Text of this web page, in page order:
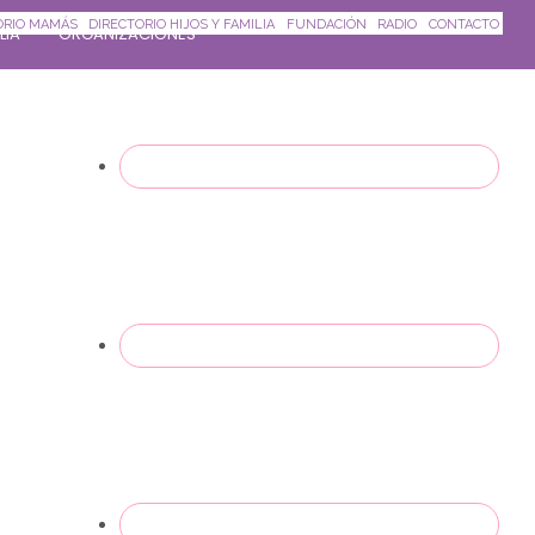
ORGANIZACIONES
MAMÁS DIRECTORIO HIJOS Y FAMILIA FUNDACIÓN RADIO CONTACTO